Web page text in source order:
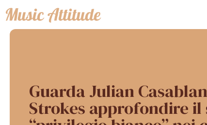
Vai
al
contenuto
Guarda Julian
Strokes approfondire il